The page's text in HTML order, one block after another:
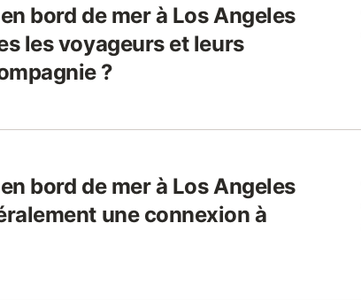
bord de mer à Los Angeles
les voyageurs et leurs
?
bord de mer à Los Angeles
une connexion à